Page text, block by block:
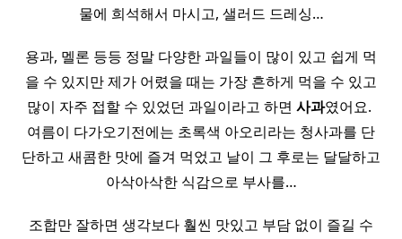
물에 희석해서 마시고, 샐러드 드레싱…
용과, 멜론 등등 정말 다양한 과일들이 많이 있고 쉽게 먹
을 수 있지만 제가 어렸을 때는 가장 흔하게 먹을 수 있고
많이 자주 접할 수 있었던 과일이라고 하면 사과였어요. ​
여름이 다가오기전에는 초록색 아오리라는 청사과를 단
단하고 새콤한 맛에 즐겨 먹었고 날이 그 후로는 달달하고
아삭아삭한 식감으로 부사를…
조합만 잘하면 생각보다 훨씬 맛있고 부담 없이 즐길 수